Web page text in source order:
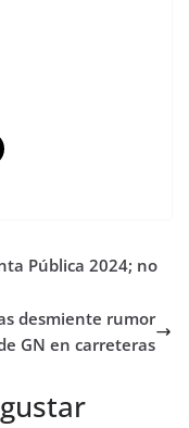
Pública 2024; no
desmiente rumor
GN en carreteras